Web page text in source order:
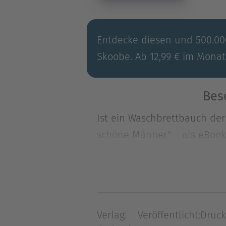
Entdecke diesen und
Skoobe. Ab 12,99 € im
Ist ein Waschbrettbauch
schöne Männer" – als
schöne Männer" – als
jettet sie von Mailand nach
Verlag: Veröffentlicht: